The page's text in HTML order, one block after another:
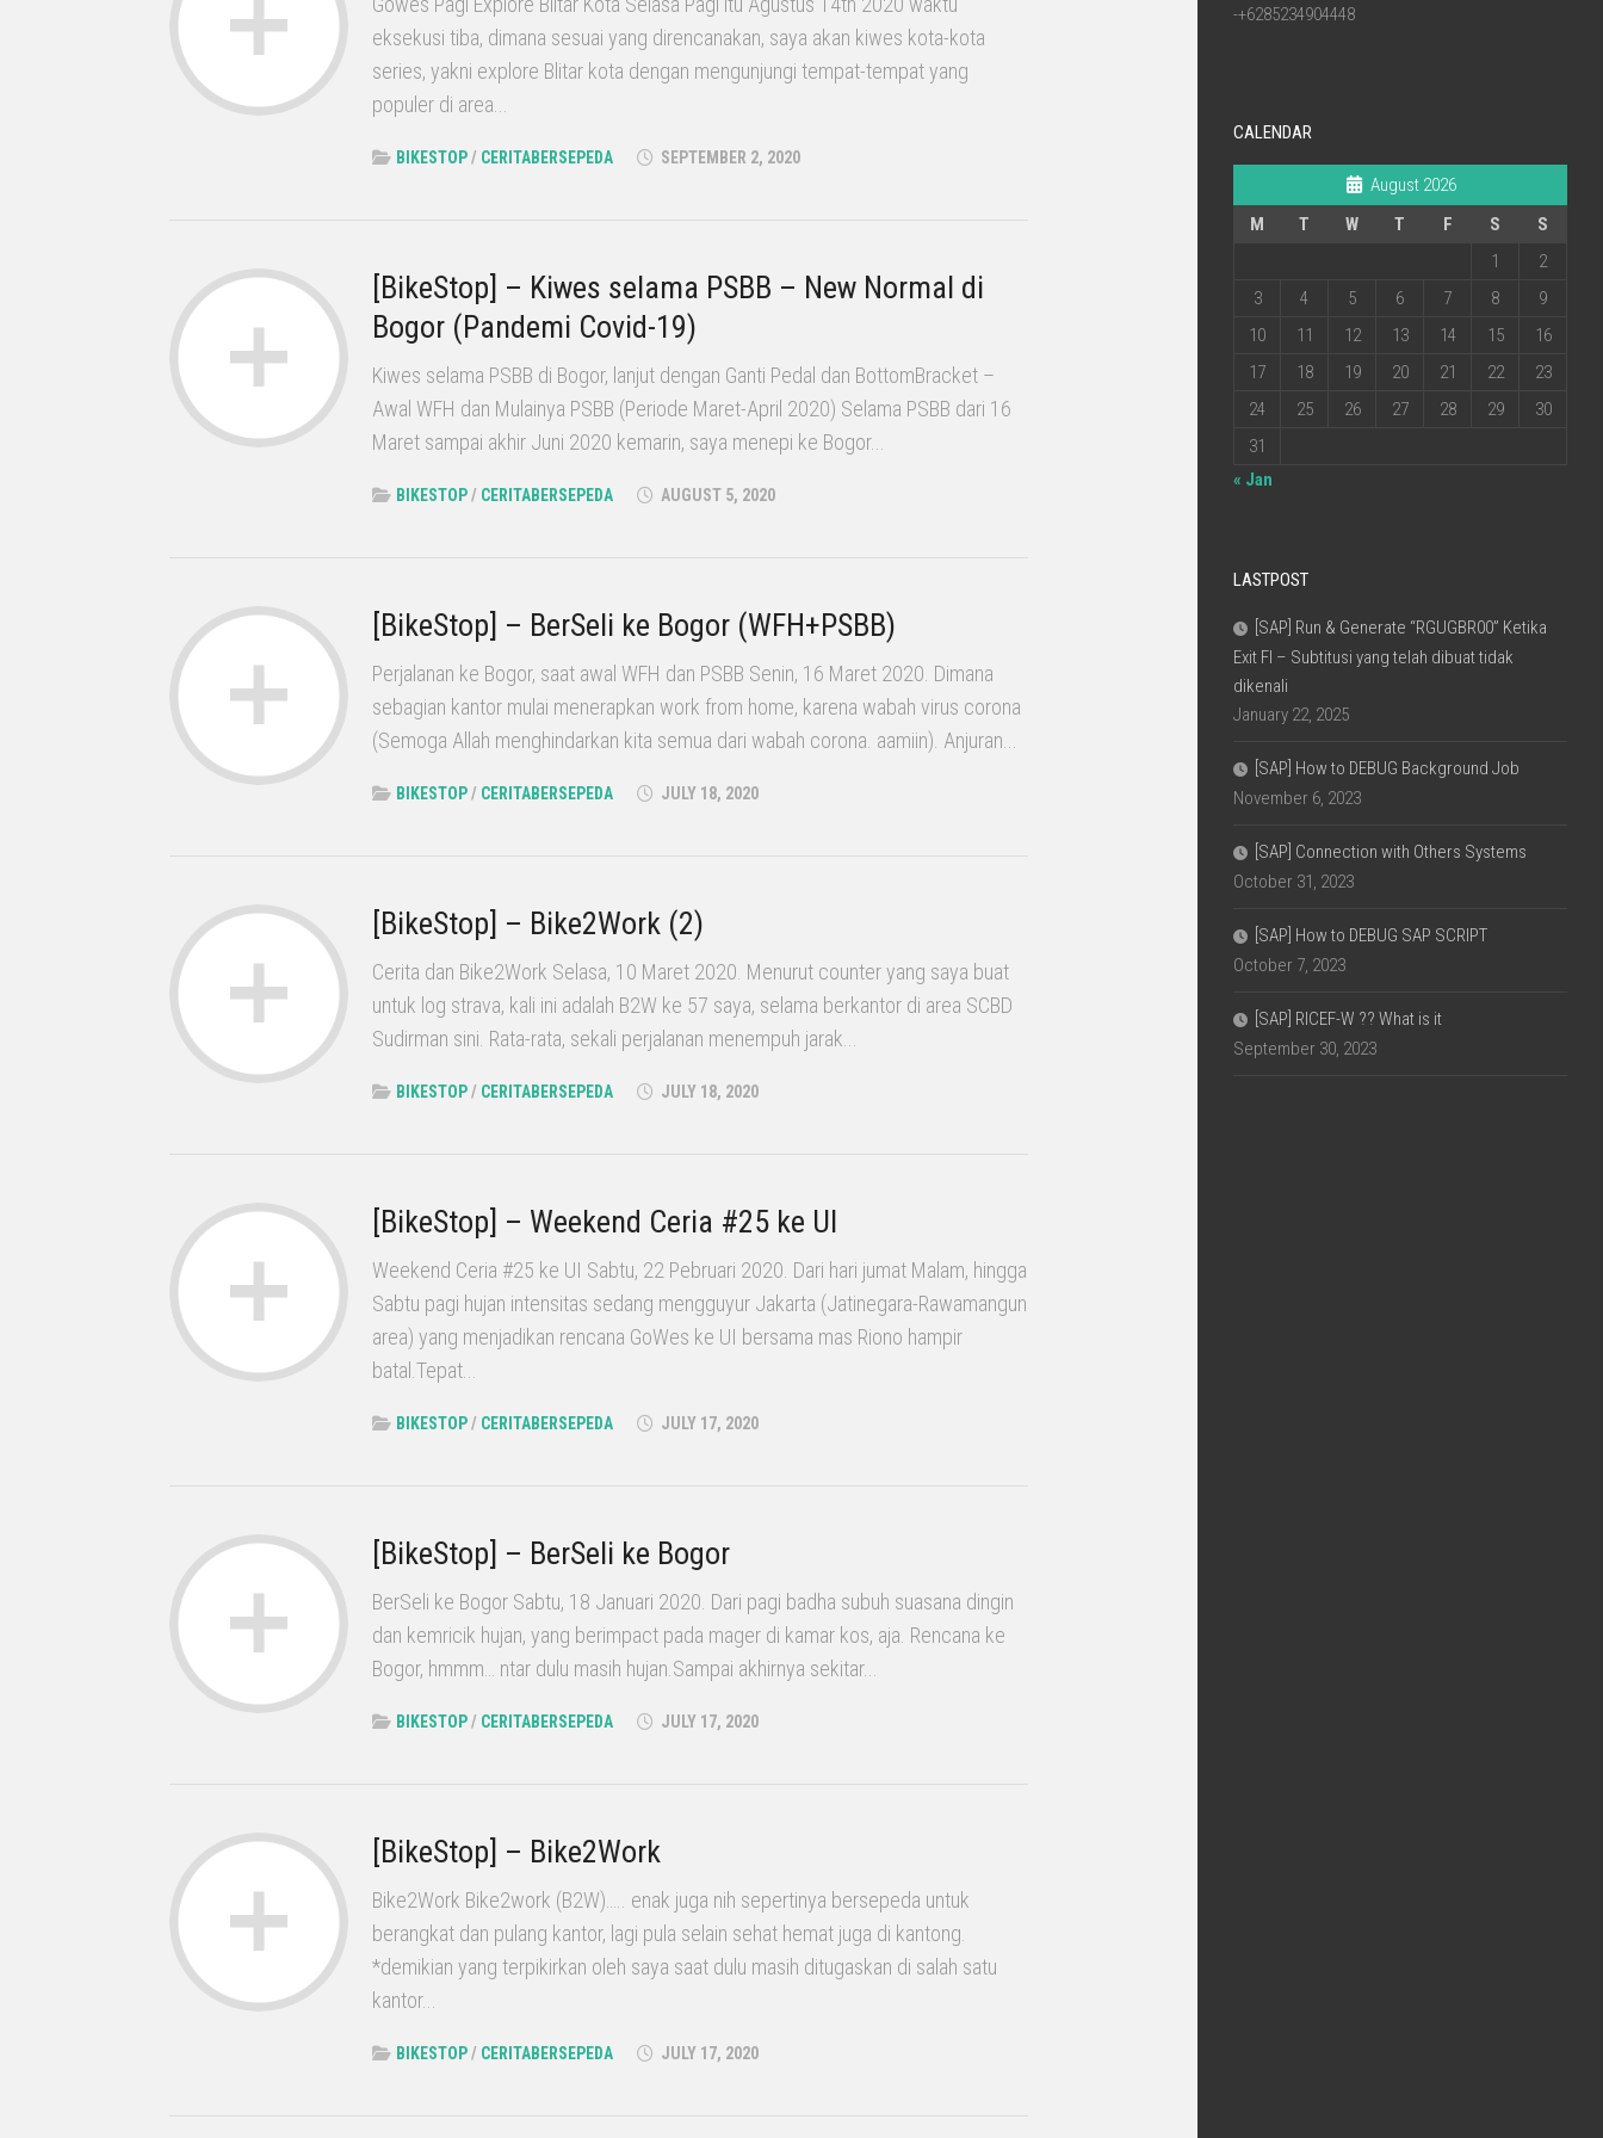
eksekusi tiba, dimana sesuai yang direncanakan, saya akan kiwes kota-kota
series, yakni explore Blitar kota dengan mengunjungi tempat-tempat yang
populer di area...
BIKESTOP/ CERITABERSEPEDA SEPTEMBER 2, 2020
[BikeStop] – Kiwes selama PSBB – New Normal di
Bogor (Pandemi Covid-19)
Kiwes selama PSBB di Bogor, lanjut dengan Ganti Pedal dan BottomBracket –
Awal WFH dan Mulainya PSBB (Periode Maret-April 2020) Selama PSBB dari 16
Maret sampai akhir Juni 2020 kemarin, saya menepi ke Bogor...
BIKESTOP/ CERITABERSEPEDA AUGUST 5, 2020
[BikeStop] – BerSeli ke Bogor (WFH+PSBB)
Perjalanan ke Bogor, saat awal WFH dan PSBB Senin, 16 Maret 2020. Dimana
sebagian kantor mulai menerapkan work from home, karena wabah virus corona
(Semoga Allah menghindarkan kita semua dari wabah corona. aamiin). Anjuran...
BIKESTOP/ CERITABERSEPEDA JULY 18, 2020
[BikeStop] – Bike2Work (2)
Cerita dan Bike2Work Selasa, 10 Maret 2020. Menurut counter yang saya buat
untuk log strava, kali ini adalah B2W ke 57 saya, selama berkantor di area SCBD
Sudirman sini. Rata-rata, sekali perjalanan menempuh jarak...
BIKESTOP/ CERITABERSEPEDA JULY 18, 2020
[BikeStop] – Weekend Ceria #25 ke UI
Weekend Ceria #25 ke UI Sabtu, 22 Pebruari 2020. Dari hari jumat Malam, hingga
Sabtu pagi hujan intensitas sedang mengguyur Jakarta (Jatinegara-Rawamangun
area) yang menjadikan rencana GoWes ke UI bersama mas Riono hampir
batal.Tepat...
BIKESTOP/ CERITABERSEPEDA JULY 17, 2020
[BikeStop] – BerSeli ke Bogor
BerSeli ke Bogor Sabtu, 18 Januari 2020. Dari pagi badha subuh suasana dingin
dan kemricik hujan, yang berimpact pada mager di kamar kos, aja. Rencana ke
Bogor, hmmm… ntar dulu masih hujan.Sampai akhirnya sekitar...
BIKESTOP/ CERITABERSEPEDA JULY 17, 2020
[BikeStop] – Bike2Work
Bike2Work Bike2work (B2W)….. enak juga nih sepertinya bersepeda untuk
berangkat dan pulang kantor, lagi pula selain sehat hemat juga di kantong.
*demikian yang terpikirkan oleh saya saat dulu masih ditugaskan di salah satu
kantor...
BIKESTOP/ CERITABERSEPEDA JULY 17, 2020
-+6285234904448
CALENDAR
August 2026
M
T W T F S
S
1
2
3
4 5 6 7 8
9
10
11 12 13 14 15
16
17
18 19 20 21 22
23
24
25 26 27 28 29
30
31
« Jan
LASTPOST
[SAP] Run & Generate “RGUGBR00” Ketika
Exit FI – Subtitusi yang telah dibuat tidak
dikenali
January 22, 2025
[SAP] How to DEBUG Background Job
November 6, 2023
[SAP] Connection with Others Systems
October 31, 2023
[SAP] How to DEBUG SAP SCRIPT
October 7, 2023
[SAP] RICEF-W ?? What is it
September 30, 2023